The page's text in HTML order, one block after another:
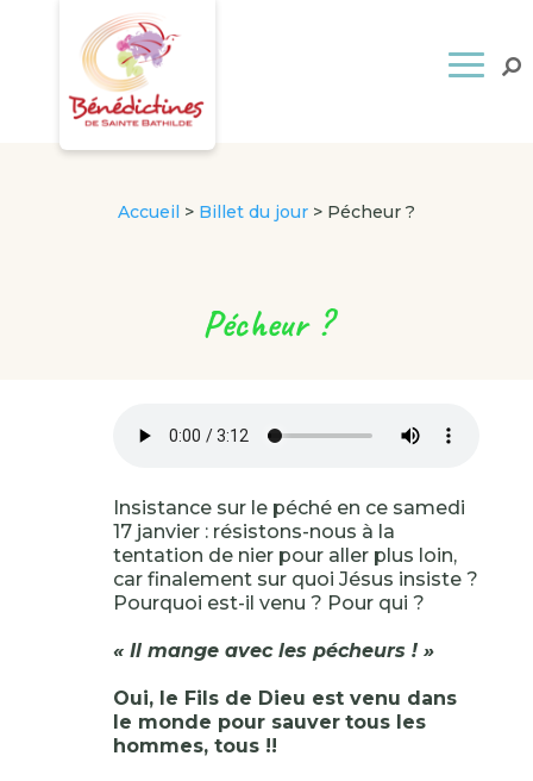
Accueil > Billet du jour> Pécheur ?
Pécheur ?
Insistance sur le péché en ce samedi
17 janvier : résistons-nous à la
tentation de nier pour aller plus loin,
car finalement sur quoi Jésus insiste ?
Pourquoi est-il venu ? Pour qui ?
« Il mange avec les pécheurs ! »
Oui, le Fils de Dieu est venu dans
le monde pour sauver tous les
hommes, tous !!